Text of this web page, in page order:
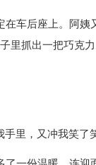
车后座上。阿姨
里抓出一把巧克力
里，又冲我笑了